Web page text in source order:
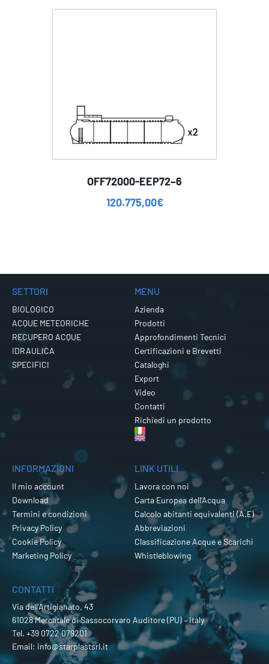
OFF72000-EEP72–6
120.775,00€
SETTORI
BIOLOGICO
ACQUE METEORICHE
RECUPERO ACQUE
IDRAULICA
SPECIFICI
MENU
Azienda
Prodotti
Approfondimenti Tecnici
Certificazioni e Brevetti
Cataloghi
Export
Video
Contatti
Richiedi un prodotto
INFORMAZIONI
Il mio account
Download
Termini e condizioni
Privacy Policy
Cookie Policy
Marketing Policy
LINK UTILI
Lavora con noi
Carta Europea dell’Acqua
Calcolo abitanti equivalenti (A.E)
Abbreviazioni
Classificazione Acque e Scarichi
Whistleblowing
CONTATTI
Via dell’Artigianato, 43
61028 Mercatale di Sassocorvaro Auditore (PU) – Italy
Tel. +39 0722 079201
Email: info@starplastsrl.it